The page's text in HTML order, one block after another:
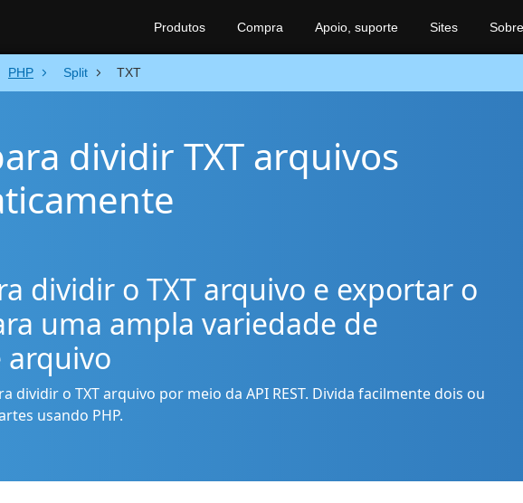
PHP Split TXT
dividir TXT arquivos
dividir o TXT arquivo e exportar o
uma ampla variedade de
dividir o TXT arquivo por meio da API REST. Divida facilmente dois ou
usando PHP.
Produtos Compra Apoio, suporte Sites